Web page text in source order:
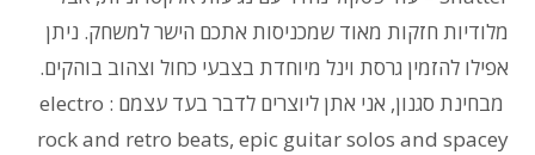
מלודיות חזקות מאוד שמכניסות אתכם הישר למשחק. ניתן
אפילו להזמין גרסת וינל מיוחדת בצבעי כחול וצהוב בוהקים.
מבחינת סגנון, אני אתן ליוצרים לדבר בעד עצמם : electro
rock and retro beats, epic guitar solos and spacey